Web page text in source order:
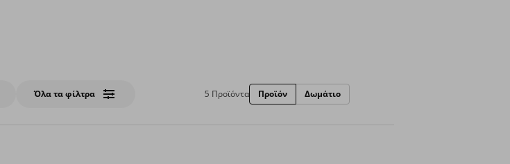
Όλα τα φίλτρα 5 Προϊόντα Προϊόν Δωμάτιο